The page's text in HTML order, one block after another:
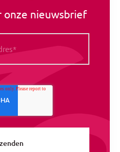
onze nieuwsbrief